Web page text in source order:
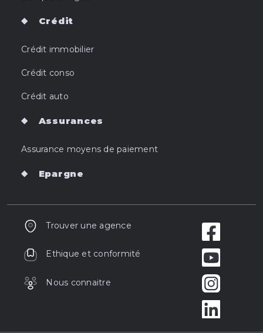
Crédit
Crédit immobilier
Crédit conso
Crédit auto
Assurances
Assurance moyens de paiement
Epargne
Trouver une agence
Ethique et conformité
Nous connaitre